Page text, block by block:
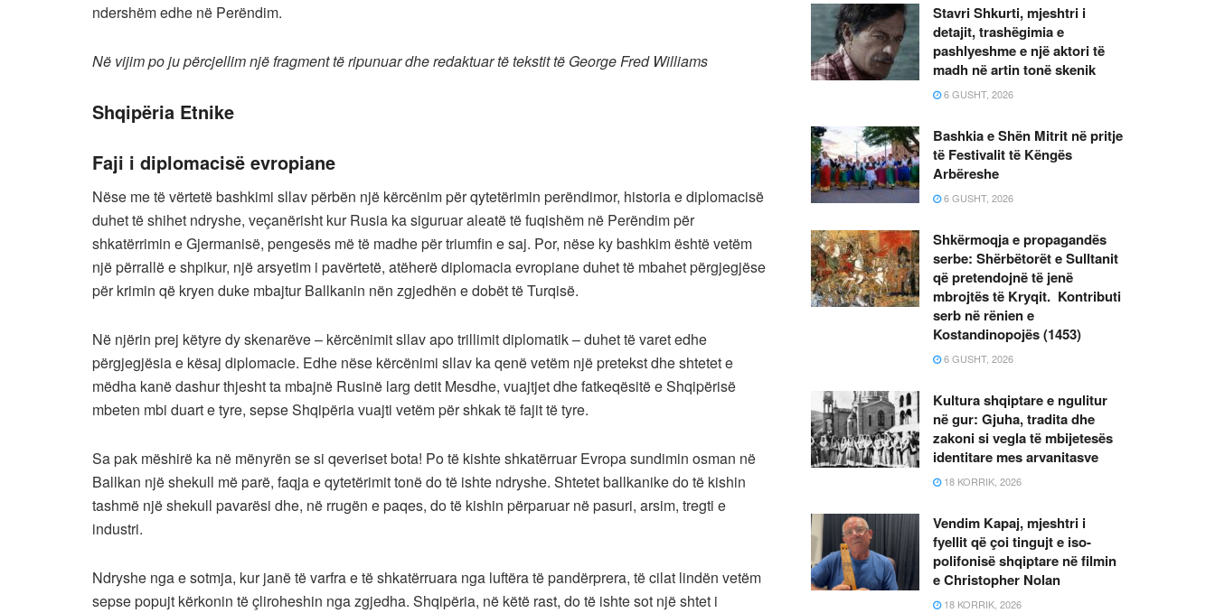
ndershëm edhe në Perëndim.
Në vijim po ju përcjellim një fragment të ripunuar dhe redaktuar të tekstit të George Fred Williams
Shqipëria Etnike
Faji i diplomacisë evropiane
Nëse me të vërtetë bashkimi sllav përbën një kërcënim për qytetërimin perëndimor, historia e diplomacisë
duhet të shihet ndryshe, veçanërisht kur Rusia ka siguruar aleatë të fuqishëm në Perëndim për
shkatërrimin e Gjermanisë, pengesës më të madhe për triumfin e saj. Por, nëse ky bashkim është vetëm
një përrallë e shpikur, një arsyetim i pavërtetë, atëherë diplomacia evropiane duhet të mbahet përgjegjëse
për krimin që kryen duke mbajtur Ballkanin nën zgjedhën e dobët të Turqisë.
Në njërin prej këtyre dy skenarëve – kërcënimit sllav apo trillimit diplomatik – duhet të varet edhe
përgjegjësia e kësaj diplomacie. Edhe nëse kërcënimi sllav ka qenë vetëm një pretekst dhe shtetet e
mëdha kanë dashur thjesht ta mbajnë Rusinë larg detit Mesdhe, vuajtjet dhe fatkeqësitë e Shqipërisë
mbeten mbi duart e tyre, sepse Shqipëria vuajti vetëm për shkak të fajit të tyre.
Sa pak mëshirë ka në mënyrën se si qeveriset bota! Po të kishte shkatërruar Evropa sundimin osman në
Ballkan një shekull më parë, faqja e qytetërimit tonë do të ishte ndryshe. Shtetet ballkanike do të kishin
tashmë një shekull pavarësi dhe, në rrugën e paqes, do të kishin përparuar në pasuri, arsim, tregti e
industri.
Ndryshe nga e sotmja, kur janë të varfra e të shkatërruara nga luftëra të pandërprera, të cilat lindën vetëm
sepse popujt kërkonin të çliroheshin nga zgjedha. Shqipëria, në këtë rast, do të ishte sot një shtet i
Stavri Shkurti, mjeshtri i
detajit, trashëgimia e
pashlyeshme e një aktori të
madh në artin tonë skenik
6 GUSHT, 2026
Bashkia e Shën Mitrit në pritje
të Festivalit të Këngës
Arbëreshe
6 GUSHT, 2026
Shkërmoqja e propagandës
serbe: Shërbëtorët e Sulltanit
që pretendojnë të jenë
mbrojtës të Kryqit. Kontributi
serb në rënien e
Kostandinopojës (1453)
6 GUSHT, 2026
Kultura shqiptare e ngulitur
në gur: Gjuha, tradita dhe
zakoni si vegla të mbijetesës
identitare mes arvanitasve
18 KORRIK, 2026
Vendim Kapaj, mjeshtri i
fyellit që çoi tingujt e iso-
polifonisë shqiptare në filmin
e Christopher Nolan
18 KORRIK, 2026